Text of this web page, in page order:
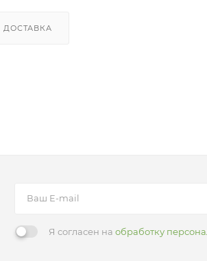
ДОСТАВКА
Я согласен на обработку